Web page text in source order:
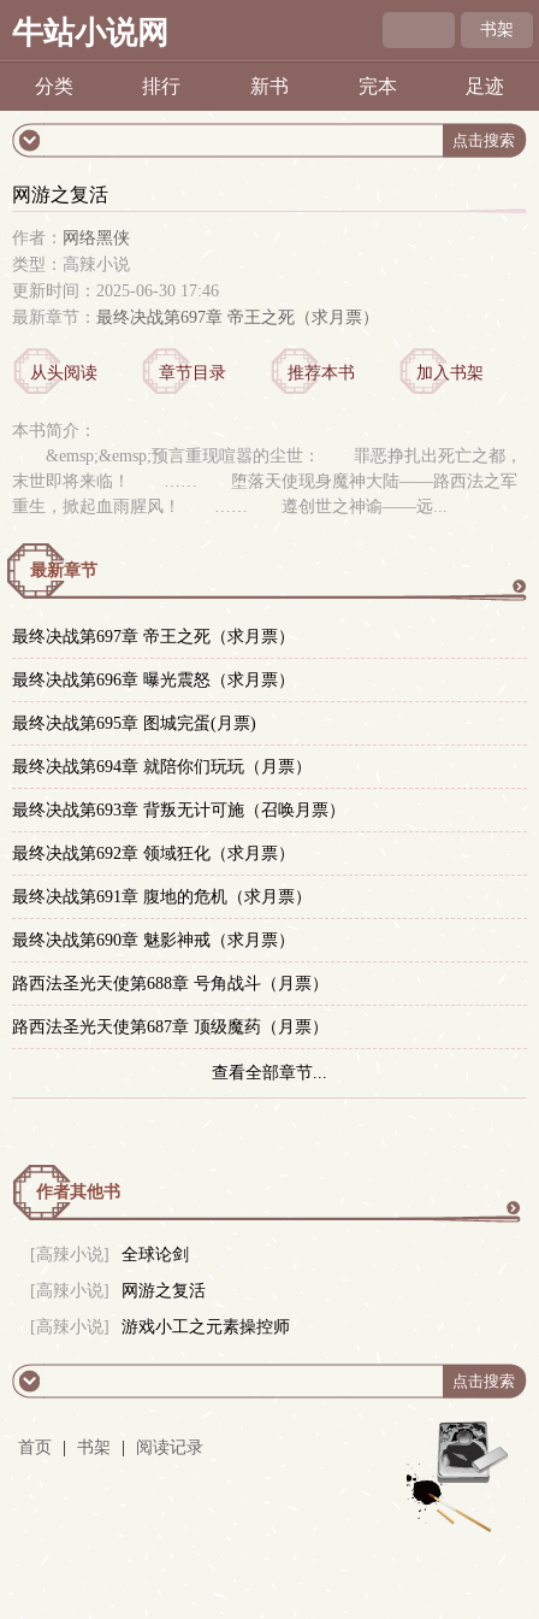
牛站小说网 书架
分类 排行 新书 完本 足迹
网游之复活
作者： 网络黑侠
类型：高辣小说
更新时间：2025-06-30 17:46
最新章节： 最终决战第697章 帝王之死（求月票）
从头阅读 章节目录 推荐本书 加入书架
本书简介：
&emsp;&emsp;预言重现喧嚣的尘世： 罪恶挣扎出死亡之都，
末世即将来临！ …… 堕落天使现身魔神大陆——路西法之军
重生，掀起血雨腥风！ …… 遵创世之神谕——远...
最新章节
最终决战第697章 帝王之死（求月票）
最终决战第696章 曝光震怒（求月票）
最终决战第695章 图城完蛋(月票)
最终决战第694章 就陪你们玩玩（月票）
最终决战第693章 背叛无计可施（召唤月票）
最终决战第692章 领域狂化（求月票）
最终决战第691章 腹地的危机（求月票）
最终决战第690章 魅影神戒（求月票）
路西法圣光天使第688章 号角战斗（月票）
路西法圣光天使第687章 顶级魔药（月票）
查看全部章节...
作者其他书
[高辣小说]
全球论剑
[高辣小说]
网游之复活
[高辣小说]
游戏小工之元素操控师
首页 书架 阅读记录